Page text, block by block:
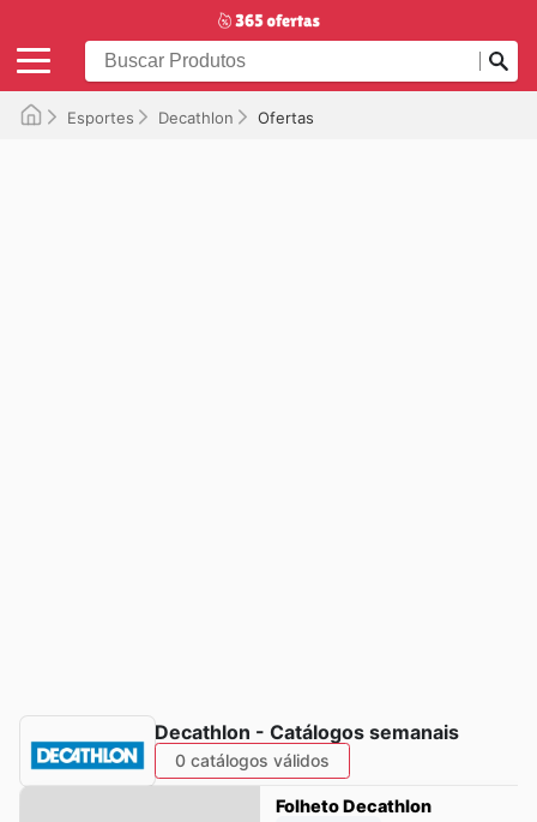
Esportes Decathlon Ofertas
Decathlon - Catálogos semanais
0 catálogos válidos
Folheto Decathlon